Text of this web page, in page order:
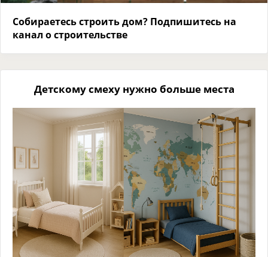
Собираетесь строить дом? Подпишитесь на
канал о строительстве
Детскому смеху нужно больше места